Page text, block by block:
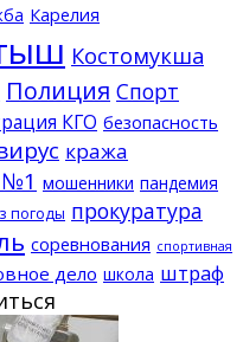
Карелия
Костомукша
Полиция Спорт
КГО безопасность
кража
мошенники пандемия
погоды прокуратура
соревнования спортивная
дело школа штраф